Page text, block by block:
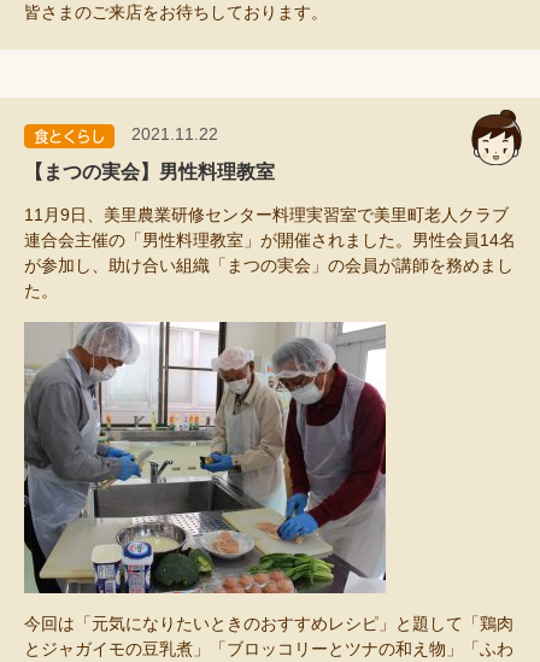
皆さまのご来店をお待ちしております。
2021.11.22
【まつの実会】男性料理教室
11月9日、美里農業研修センター料理実習室で美里町老人クラブ
連合会主催の「男性料理教室」が開催されました。男性会員14名
が参加し、助け合い組織「まつの実会」の会員が講師を務めまし
た。
今回は「元気になりたいときのおすすめレシピ」と題して「鶏肉
とジャガイモの豆乳煮」「ブロッコリーとツナの和え物」「ふわ